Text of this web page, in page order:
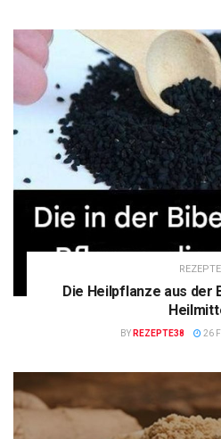
REZEPTE
Die Heilpflanze aus der
BY REZEPTE38 26